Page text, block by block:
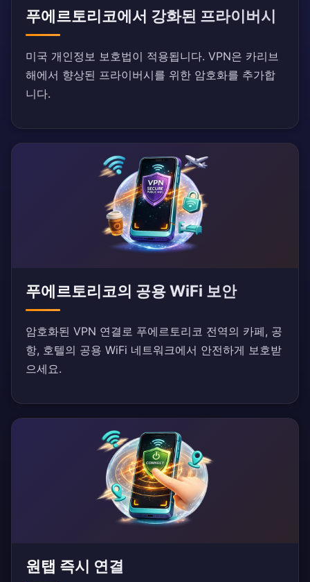
푸에르토리코에서 강화된 프라이버시
미국 개인정보 보호법이 적용됩니다. VPN은 카리브
해에서 향상된 프라이버시를 위한 암호화를 추가합
니다.
푸에르토리코의 공용 WiFi 보안
암호화된 VPN 연결로 푸에르토리코 전역의 카페, 공
항, 호텔의 공용 WiFi 네트워크에서 안전하게 보호받
으세요.
원탭 즉시 연결